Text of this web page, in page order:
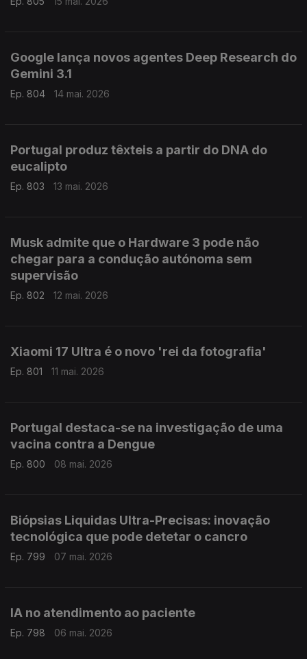
Google lança novos agentes Deep Research do
Gemini 3.1
Ep. 804 14 mai. 2026
Portugal produz têxteis a partir do DNA do
eucalipto
Ep. 803 13 mai. 2026
Musk admite que o Hardware 3 pode não
chegar para a condução autónoma sem
supervisão
Ep. 802 12 mai. 2026
Xiaomi 17 Ultra é o novo 'rei da fotografia'
Ep. 801 11 mai. 2026
Portugal destaca-se na investigação de uma
vacina contra a Dengue
Ep. 800 08 mai. 2026
Biópsias Liquidas Ultra-Precisas: inovação
tecnológica que pode detetar o cancro
Ep. 799 07 mai. 2026
IA no atendimento ao paciente
Ep. 798 06 mai. 2026